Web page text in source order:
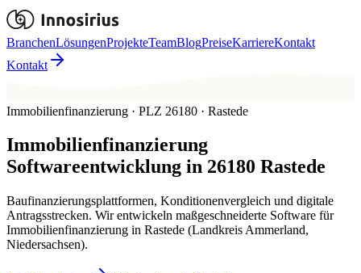
BranchenLösungenProjekteTeamBlogPreiseKarriereKontakt
Kontakt
Immobilienfinanzierung · PLZ 26180 · Rastede
Immobilienfinanzierung
Softwareentwicklung in 26180 Rastede
Baufinanzierungsplattformen, Konditionenvergleich und digitale
Antragsstrecken. Wir entwickeln maßgeschneiderte Software für
Immobilienfinanzierung in Rastede (Landkreis Ammerland,
Niedersachsen).